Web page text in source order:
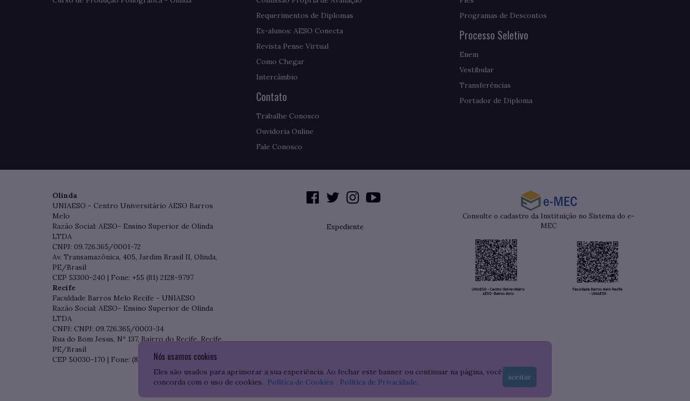
Nós usamos cookies
Eles são usados para aprimorar a sua experiência. Ao fechar este banner ou continuar na página, você
concorda com o uso de cookies. Política de Cookies Política de Privacidade.
aceitar
Requerimentos de Diplomas
Ex-alunos: AESO Conecta
Revista Pense Virtual
Como Chegar
Intercâmbio
Contato
Trabalhe Conosco
Ouvidoria Online
Fale Conosco
Programas de Descontos
Processo Seletivo
Enem
Vestibular
Transferências
Portador de Diploma
Olinda
UNIAESO - Centro Universitário AESO Barros
Melo
Razão Social: AESO- Ensino Superior de Olinda
LTDA
CNPJ: 09.726.365/0001-72
Av. Transamazônica, 405, Jardim Brasil II, Olinda,
PE/Brasil
CEP 53300-240 | Fone: +55 (81) 2128-9797
Recife
Faculdade Barros Melo Recife - UNIAESO
Razão Social: AESO- Ensino Superior de Olinda
LTDA
CNPJ: CNPJ: 09.726.365/0003-34
Rua do Bom Jesus, Nº 137, Bairro do Recife, Recife,
PE/Brasil
CEP 50030-170 | Fone: (81) 3204-7536
Expediente
Consulte o cadastro da Instituição no Sistema do e-
MEC